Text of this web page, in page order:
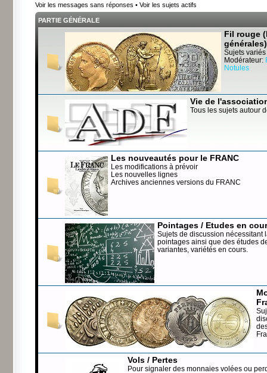
Voir les messages sans réponses • Voir les sujets actifs
PARTIE GÉNÉRALE
Fil rouge
générales)
Sujets variés
Modérateur:
Notules
Vie de
Tous les sujets autour
Les nouveautés pour le FRANC
Les modifications à prévoir
Les nouvelles lignes
Archives anciennes versions du FRANC
Pointages / Etudes en
Sujets de discussion nécessitant
pointages ainsi que des études
variantes, variétés en cours.
Vols / Pertes
Pour signaler des monnaies volées ou